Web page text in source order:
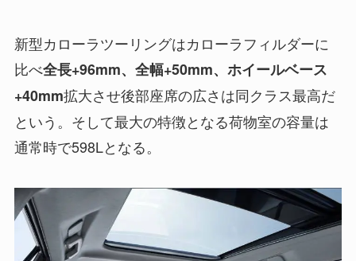
新型カローラツーリングはカローラフィルダーに
比べ全長+96mm、全幅+50mm、ホイールベース
+40mm拡大させ後部座席の広さは同クラス最高だ
という。そして最大の特徴となる荷物室の容量は
通常時で598Lとなる。